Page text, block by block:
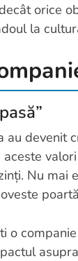
orice
la
au devenit
Nu mai
o